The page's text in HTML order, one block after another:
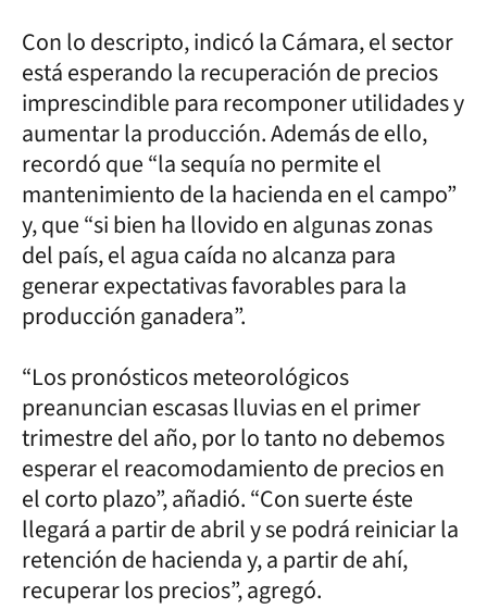
Con lo descripto, indicó la Cámara, el sector
está esperando la recuperación de precios
imprescindible para recomponer utilidades y
aumentar la producción. Además de ello,
recordó que “la sequía no permite el
mantenimiento de la hacienda en el campo”
y, que “si bien ha llovido en algunas zonas
del país, el agua caída no alcanza para
generar expectativas favorables para la
producción ganadera”.
“Los pronósticos meteorológicos
preanuncian escasas lluvias en el primer
trimestre del año, por lo tanto no debemos
esperar el reacomodamiento de precios en
el corto plazo”, añadió. “Con suerte éste
llegará a partir de abril y se podrá reiniciar la
retención de hacienda y, a partir de ahí,
recuperar los precios”, agregó.